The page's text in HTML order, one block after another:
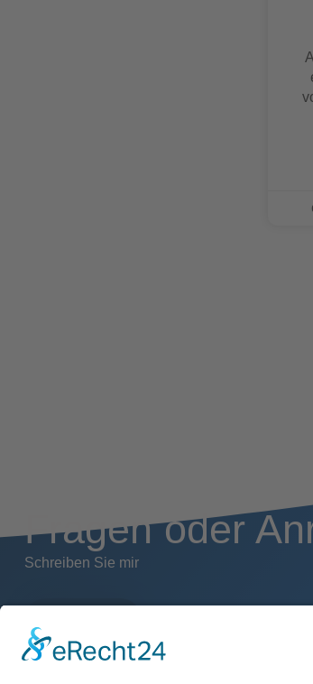
Fragen oder
Schreiben Sie mir